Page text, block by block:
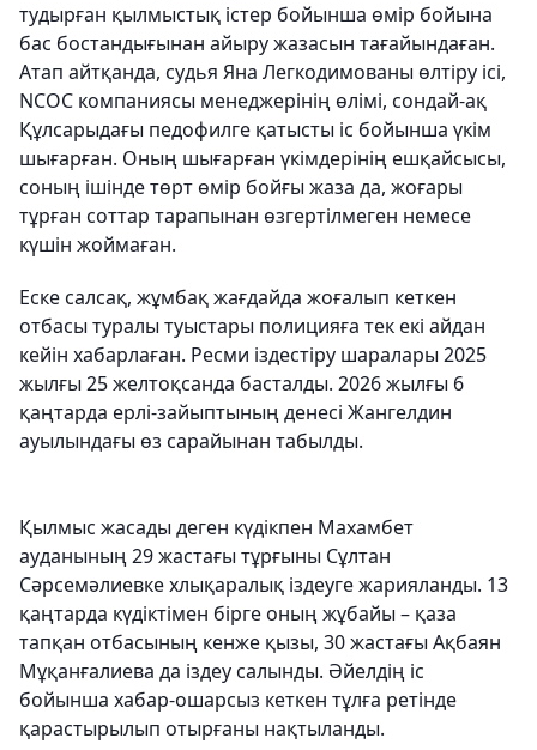
тудырған қылмыстық істер бойынша өмір бойына
бас бостандығынан айыру жазасын тағайындаған.
Атап айтқанда, судья Яна Легкодимованы өлтіру ісі,
NCOC компаниясы менеджерінің өлімі, сондай-ақ
Құлсарыдағы педофилге қатысты іс бойынша үкім
шығарған. Оның шығарған үкімдерінің ешқайсысы,
соның ішінде төрт өмір бойғы жаза да, жоғары
тұрған соттар тарапынан өзгертілмеген немесе
күшін жоймаған.
Еске салсақ, жұмбақ жағдайда жоғалып кеткен
отбасы туралы туыстары полицияға тек екі айдан
кейін хабарлаған. Ресми іздестіру шаралары 2025
жылғы 25 желтоқсанда басталды. 2026 жылғы 6
қаңтарда ерлі-зайыптының денесі Жангелдин
ауылындағы өз сарайынан табылды.
Қылмыс жасады деген күдікпен Махамбет
ауданының 29 жастағы тұрғыны Сұлтан
Сәрсемәлиевке хлықаралық іздеуге жарияланды. 13
қаңтарда күдіктімен бірге оның жұбайы – қаза
тапқан отбасының кенже қызы, 30 жастағы Ақбаян
Мұқанғалиева да іздеу салынды. Әйелдің іс
бойынша хабар-ошарсыз кеткен тұлға ретінде
қарастырылып отырғаны нақтыланды.